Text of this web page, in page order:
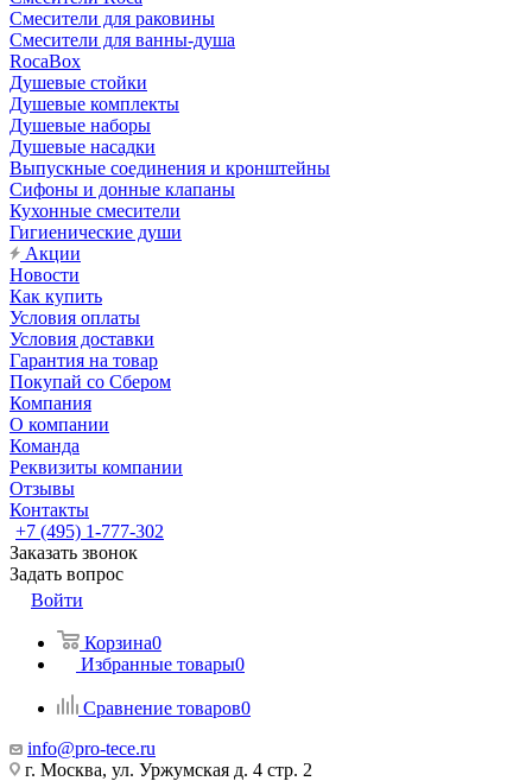
Смесители для раковины
Смесители для ванны-душа
RocaBox
Душевые стойки
Душевые комплекты
Душевые наборы
Душевые насадки
Выпускные соединения и кронштейны
Сифоны и донные клапаны
Кухонные смесители
Гигиенические души
Акции
Новости
Как купить
Условия оплаты
Условия доставки
Гарантия на товар
Покупай со Сбером
Компания
О компании
Команда
Реквизиты компании
Отзывы
Контакты
+7 (495) 1-777-302
Заказать звонок
Задать вопрос
Войти
Корзина0
Избранные товары0
Сравнение товаров0
info@pro-tece.ru
г. Москва, ул. Уржумская д. 4 стр. 2